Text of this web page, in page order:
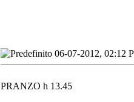
06-07-2012, 02:12
PRANZO h 13.45